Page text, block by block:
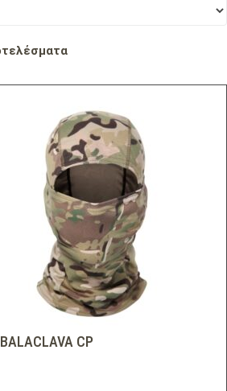
BALACLAVA CP